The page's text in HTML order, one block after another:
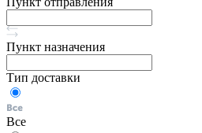
Пункт назначения
Тип доставки
Все